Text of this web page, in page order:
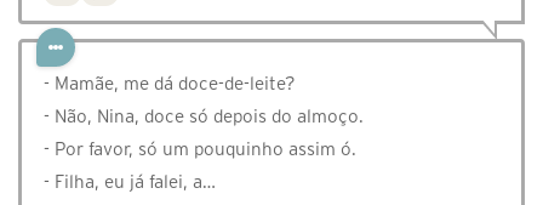
- Mamãe, me dá doce-de-leite?
- Não, Nina, doce só depois do almoço.
- Por favor, só um pouquinho assim ó.
- Filha, eu já falei, a…